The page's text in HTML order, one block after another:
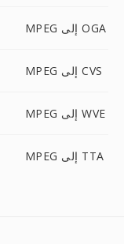
MPEG إلى OGA
MPEG إلى CVS
MPEG إلى WVE
MPEG إلى TTA